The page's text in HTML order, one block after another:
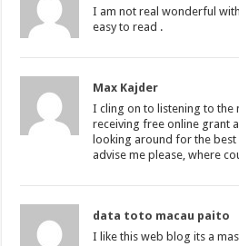
I am not real wonderful
easy to read .
Max Kajder
I cling on to listening to the
receiving free online grant
looking around for the
advise me please, where
data toto macau paito
I like this web blog its a